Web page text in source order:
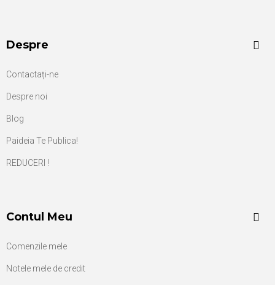
Despre
Contactați-ne
Despre noi
Blog
Paideia Te Publica!
REDUCERI !
Contul Meu
Comenzile mele
Notele mele de credit